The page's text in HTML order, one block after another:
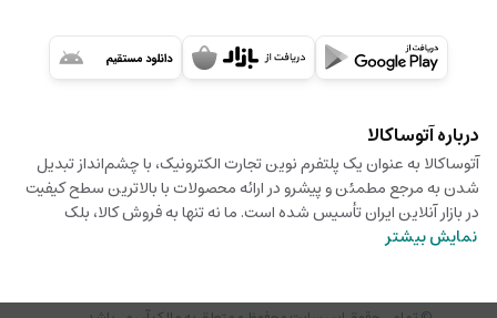
درباره آتوساکالا
آتوساکالا به عنوان یک پلتفرم نوین تجارت الکترونیک، با چشم‌انداز تبدیل
شدن به مرجع مطمئن و پیشرو در ارائه محصولات با بالاترین سطح کیفیت
در بازار آنلاین ایران تأسیس شده است. ما نه تنها به فروش کالا، بلک
نمایش بیشتر